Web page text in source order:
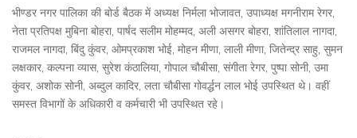
भीण्डर नगर पालिका की बोर्ड बैठक में अध्यक्ष निर्मला भोजावत, उपाध्यक्ष मगनीराम रेगर,
नेता प्रतिपक्ष मुबिना बोहरा, पार्षद सलीम मोहम्मद, अली असगर बोहरा, शांतिलाल नागदा,
राजमल नागदा, बिंदु कुंवर, ओमप्रकाश भोई, मोहन मीणा, लाली मीणा, जितेन्द्र साहु, सुमन
लक्षकार, कल्पना व्यास, सुरेश कंठालिया, गोपाल चौबीसा, संगीता रेगर, पुष्पा सोनी, उमा
कुंवर, अशोक सोनी, अब्दुल कादिर, लता चौबीसा गोवर्द्धन लाल भोई उपस्थित थे। वहीं
समस्त विभागों के अधिकारी व कर्मचारी भी उपस्थित रहे।